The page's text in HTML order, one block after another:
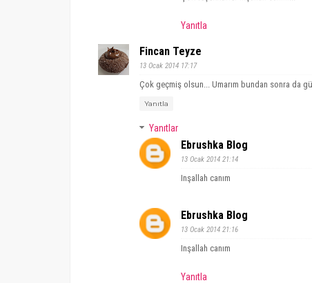
Yanıtla
Fincan Teyze
13 Ocak 2014 17:17
Çok geçmiş olsun... Umarım bundan sonra da
Yanıtla
Yanıtlar
Ebrushka Blog
13 Ocak 2014 21:14
Inşallah canım
Ebrushka Blog
13 Ocak 2014 21:16
Inşallah canım
Yanıtla